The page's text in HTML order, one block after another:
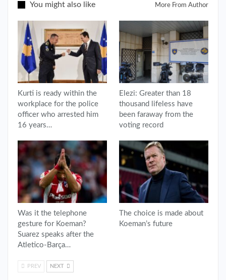
You might also like More From Author
Kurti is ready within the
workplace for the police
officer who arrested him
16 years…
Elezi: Greater than 18
thousand lifeless have
been faraway from the
voting record
Was it the telephone
gesture for Koeman?
Suarez speaks after the
Atletico-Barça…
The choice is made about
Koeman’s future
PREV NEXT